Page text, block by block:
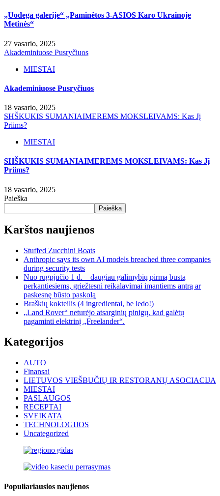
„Uodega galerije“ „Paminėtos 3-ASIOS Karo Ukrainoje
Metinės“
27 vasario, 2025
Akademiniuose Pusryčiuos
MIESTAI
Akademiniuose Pusryčiuos
18 vasario, 2025
SHŠKUKIS SUMANIAIMEREMS MOKSLEIVAMS: Kas Jį
Priims?
MIESTAI
SHŠKUKIS SUMANIAIMEREMS MOKSLEIVAMS: Kas Jį
Priims?
18 vasario, 2025
Paieška
Paieška
Karštos naujienos
Stuffed Zucchini Boats
Anthropic says its own AI models breached three companies
during security tests
Nuo rugpjūčio 1 d. – daugiau galimybių pirmą būstą
perkantiesiems, griežtesni reikalavimai imantiems antrą ar
paskesnę būsto paskolą
Braškių kokteilis (4 ingredientai, be ledo!)
„Land Rover“ neturėjo atsarginių pinigų, kad galėtų
pagaminti elektrinį „Freelander“.
Kategorijos
AUTO
Finansai
LIETUVOS VIEŠBUČIŲ IR RESTORANŲ ASOCIACIJA
MIESTAI
PASLAUGOS
RECEPTAI
SVEIKATA
TECHNOLOGIJOS
Uncategorized
Populiariausios naujienos